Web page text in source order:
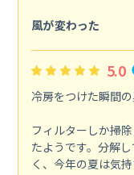
風が変わった
5.0
冷房をつけた瞬間
フィルターしか掃
たようです。分解
く、今年の夏は気